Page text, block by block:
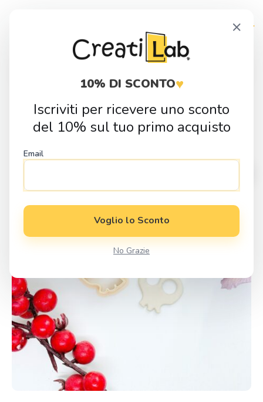
Home Fai da Te Taglierine Pasta Polimerica
Taglierina pasta
polimerica Teschio per Biscotti Decorativi e Pasta Polimerica
×
10% DI SCONTO♥
Iscriviti per ricevere uno sconto
del 10% sul tuo primo acquisto
Email
Voglio lo Sconto
No Grazie